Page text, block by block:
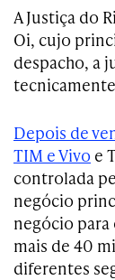
A Justiça do
Oi, cujo
despacho, a
Depois de
TIM e Vivo e
controlada
negócio
negócio
mais de 40
diferentes